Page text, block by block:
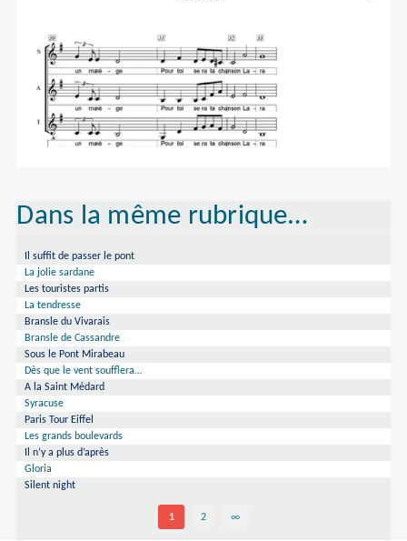
Dans la même rubrique…
Il suffit de passer le pont
La jolie sardane
Les touristes partis
La tendresse
Bransle du Vivarais
Bransle de Cassandre
Sous le Pont Mirabeau
Dès que le vent soufflera…
A la Saint Médard
Syracuse
Paris Tour Eiffel
Les grands boulevards
Il n’y a plus d’après
Gloria
Silent night
1 2 ∞